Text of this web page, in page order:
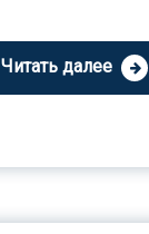
Читать далее